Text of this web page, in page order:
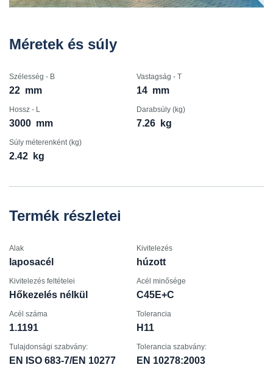
Méretek és súly
Szélesség - B
22 mm
Vastagság - T
14 mm
Hossz - L
3000 mm
Darabsúly (kg)
7.26 kg
Súly méterenként (kg)
2.42 kg
Termék részletei
Alak
laposacél
Kivitelezés
húzott
Kivitelezés feltételei
Hőkezelés nélkül
Acél minősége
C45E+C
Acél száma
1.1191
Tolerancia
H11
Tulajdonsági szabvány:
EN ISO 683-7/EN 10277
Tolerancia szabvány:
EN 10278:2003